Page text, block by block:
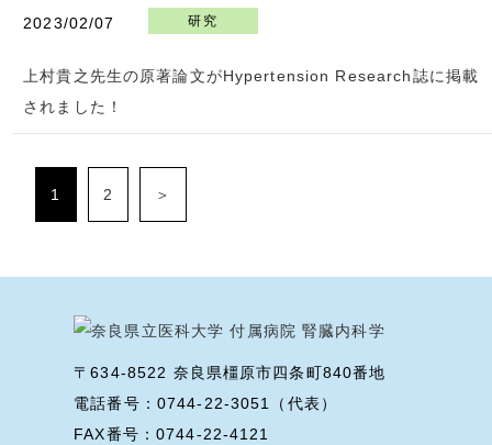
2023/02/07 研究
上村貴之先生の原著論文がHypertension Research誌に掲載
されました！
1 2 ＞
〒634-8522 奈良県橿原市四条町840番地
電話番号：0744-22-3051（代表）
FAX番号：0744-22-4121